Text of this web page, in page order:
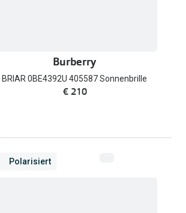
Burberry
BRIAR 0BE4392U 405587 Sonnenbrille
€ 210
Polarisiert